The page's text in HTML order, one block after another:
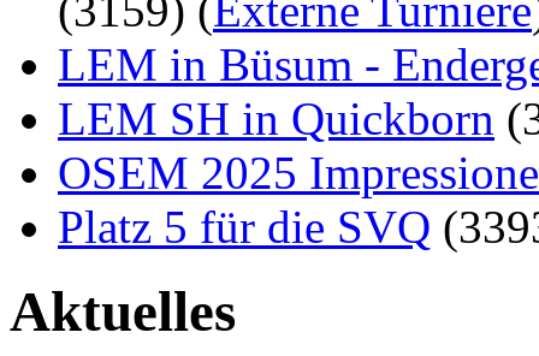
LEM in Büsum -
LEM SH in Quickborn
OSEM 2025
Platz 5 für die SVQ
Aktuelles